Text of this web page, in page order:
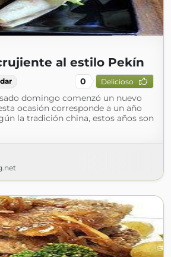
al estilo Pekín
0 Delicioso
domingo comenzó un nuevo
ocasión corresponde a un año
la tradición china, estos años son